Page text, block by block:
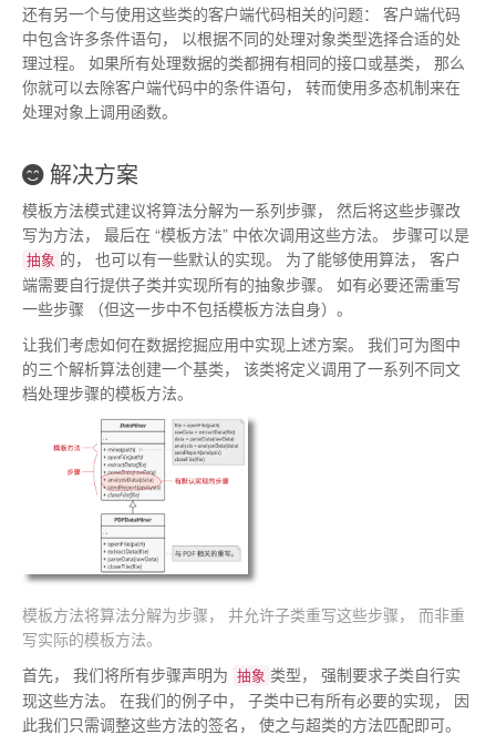
还有另一个与使用这些类的客户端代码相关的问题：
客户端代码
中包含许多条件语句，
以根据不同的处理对象类型选择合适的处
理过程。 如果所有处理数据的类都拥有相同的接口或基类，
那么
你就可以去除客户端代码中的条件语句，
转而使用多态机制来在
处理对象上调用函数。
解决方案
模板方法模式建议将算法分解为一系列步骤，
然后将这些步骤改
写为方法， 最后在 “模板方法” 中依次调用这些方法。 步骤可以是
抽象 的， 也可以有一些默认的实现。 为了能够使用算法，
客户
端需要自行提供子类并实现所有的抽象步骤。
如有必要还需重写
一些步骤
（但这一步中不包括模板方法自身） 。
让我们考虑如何在数据挖掘应用中实现上述方案。
我们可为图中
的三个解析算法创建一个基类，
该类将定义调用了一系列不同文
档处理步骤的模板方法。
模板方法将算法分解为步骤， 并允许子类重写这些步骤，
而非重
写实际的模板方法。
首先， 我们将所有步骤声明为 抽象 类型，
强制要求子类自行实
现这些方法。 在我们的例子中， 子类中已有所有必要的实现，
因
此我们只需调整这些方法的签名 ， 使之与超类的方法匹配即可。